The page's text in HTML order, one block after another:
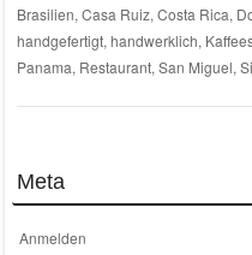
Brasilien, Casa Ruiz, Costa Rica,
handgefertigt, handwerklich,
Panama, Restaurant, San Miguel,
Meta
Anmelden